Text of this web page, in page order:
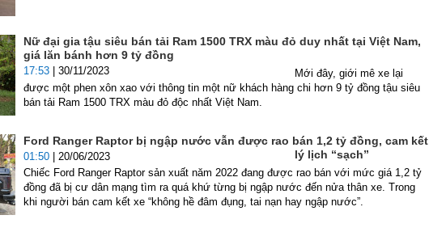
Nữ đại gia tậu siêu bán tải Ram 1500 TRX màu đỏ duy nhất tại Việt Nam,
giá lăn bánh hơn 9 tỷ đồng
17:53 | 30/11/2023
Mới đây, giới mê xe lại
được một phen xôn xao với thông tin một nữ khách hàng chi hơn 9 tỷ đồng tậu siêu
bán tải Ram 1500 TRX màu đỏ độc nhất Việt Nam.
Ford Ranger Raptor bị ngập nước vẫn được rao bán 1,2 tỷ đồng, cam kết
lý lịch “sạch”
01:50 | 20/06/2023
Chiếc Ford Ranger Raptor sản xuất năm 2022 đang được rao bán với mức giá 1,2 tỷ
đồng đã bị cư dân mạng tìm ra quá khứ từng bị ngập nước đến nửa thân xe. Trong
khi người bán cam kết xe “không hề đâm đụng, tai nạn hay ngập nước”.